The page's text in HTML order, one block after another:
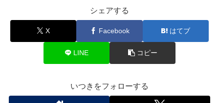
シェアする
X Facebook はてブ
LINE コピー
いつきをフォローする